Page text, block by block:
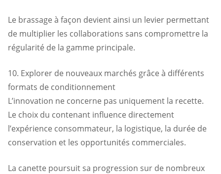
Le brassage à façon devient ainsi un levier permettant
de multiplier les collaborations sans compromettre la
régularité de la gamme principale.
10. Explorer de nouveaux marchés grâce à différents
formats de conditionnement
L’innovation ne concerne pas uniquement la recette.
Le choix du contenant influence directement
l’expérience consommateur, la logistique, la durée de
conservation et les opportunités commerciales.
La canette poursuit sa progression sur de nombreux